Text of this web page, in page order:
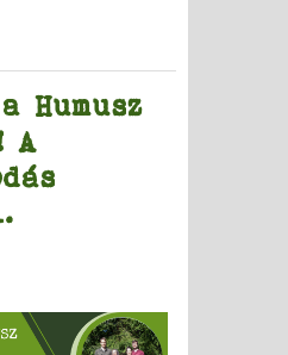
Humusz
A